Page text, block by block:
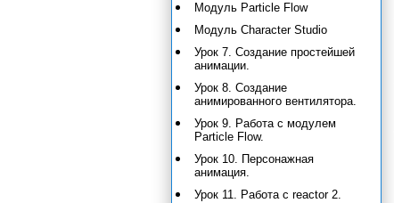
Модуль Particle Flow
Модуль Character Studio
Урок 7. Создание простейшей
анимации.
Урок 8. Создание
анимированного вентилятора.
Урок 9. Работа с модулем
Particle Flow.
Урок 10. Персонажная
анимация.
Урок 11. Работа с reactor 2.